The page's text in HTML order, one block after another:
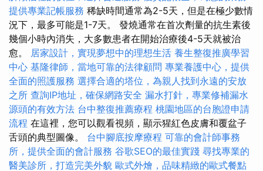
提供專業記帳服務 稀缺時間通常為2-5天，但是在極少數情
況下，最多可能是1-7天。 發燒通常在首次劑量的抗生素後
幾個小時內消失，大多數患者在開始治療後4-5天就被治
愈。 居家設計，實現夢想中的理想生活 養生整復推廣學習
中心 基隆律師，當地可靠的法律顧問 專業養護中心，提供
全面的照護服務 選擇合適的塔位，為親人找到永遠的安放
之所 查詢IP地址，確保網路安全 漏水打針，專業修補漏水
源頭的有效方法 台中整復推薦療程 桃園地區的台胞證申請
流程 在這裡，您可以觀看視頻，顯示猩紅色皮膚和覆盆子
舌頭的典型圖像。 台中腳底按摩療程 可靠的會計師事務
所，提供全面的會計服務 谷歌SEO的最佳實踐 尋找專業的
醫美診所，打造完美外貌 歐式外燴，品味精緻的歐式餐點